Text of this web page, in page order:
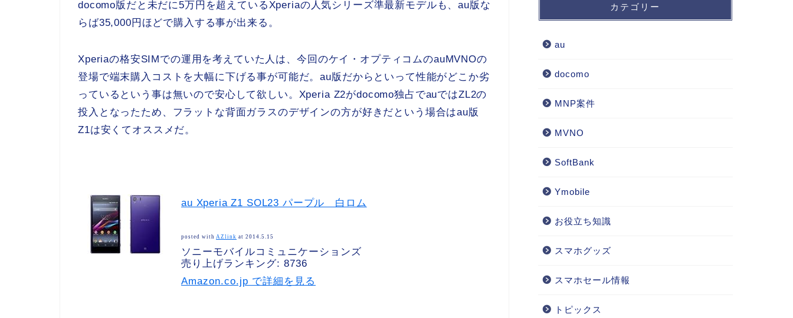
docomo版だと未だに5万円を超えているXperiaの人気シリーズ準最新モデルも、au版な
らば35,000円ほどで購入する事が出来る。
Xperiaの格安SIMでの運用を考えていた人は、今回のケイ・オプティコムのauMVNOの
登場で端末購入コストを大幅に下げる事が可能だ。au版だからといって性能がどこか劣
っているという事は無いので安心して欲しい。Xperia Z2がdocomo独占でauではZL2の
投入となったため、フラットな背面ガラスのデザインの方が好きだという場合はau版
Z1は安くてオススメだ。
au Xperia Z1 SOL23 パープル 白ロム
posted with AZlink at 2014.5.15
ソニーモバイルコミュニケーションズ
売り上げランキング: 8736
Amazon.co.jp で詳細を見る
カテゴリー
au
docomo
MNP案件
MVNO
SoftBank
Ymobile
お役立ち知識
スマホグッズ
スマホセール情報
トピックス